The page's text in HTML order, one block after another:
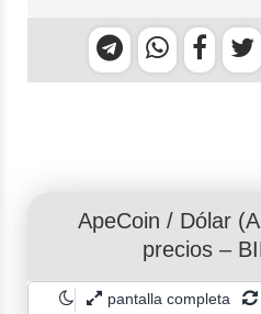
ApeCoin / Dólar
precios –
pantalla completa